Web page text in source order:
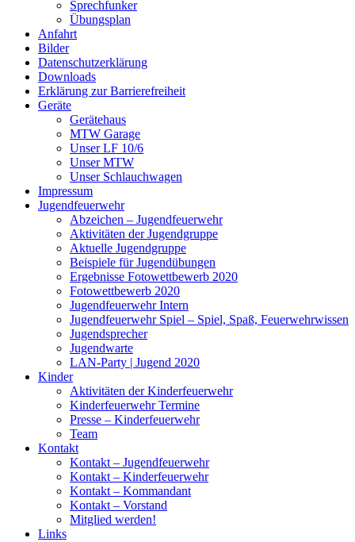
Sprechfunker
Übungsplan
Anfahrt
Bilder
Datenschutzerklärung
Downloads
Erklärung zur Barriere­frei­heit
Geräte
Gerätehaus
MTW Garage
Unser LF 10/6
Unser MTW
Unser Schlauchwagen
Impressum
Jugendfeuerwehr
Abzeichen – Jugendfeuerwehr
Aktivitäten der Jugendgruppe
Aktuelle Jugendgruppe
Beispiele für Jugendübungen
Ergebnisse Fotowettbewerb 2020
Fotowettbewerb 2020
Jugendfeuerwehr Intern
Jugendfeuerwehr Spiel – Spiel, Spaß, Feuerwehrwissen
Jugendsprecher
Jugendwarte
LAN-Party | Jugend 2020
Kinder
Aktivitäten der Kinderfeuerwehr
Kinderfeuerwehr Termine
Presse – Kinderfeuerwehr
Team
Kontakt
Kontakt – Jugendfeuerwehr
Kontakt – Kinderfeuerwehr
Kontakt – Kommandant
Kontakt – Vorstand
Mitglied werden!
Links